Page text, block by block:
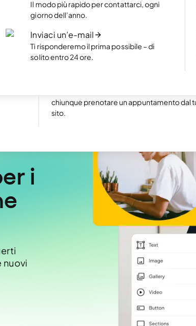
Il modo più rapido per contattarci, ogni
giorno dell’anno.
Inviaci un’e-mail
Ti risponderemo il prima possibile – di
solito entro 24 ore.
Metti in mostra i tuoi lavori migliori con un
portfolio online.
Crea un ecommerce
Crea il tuo ecommerce e comincia a
guadagnare online.
chiunque prenotare un appuntamento dal
sito.
i
nuovi